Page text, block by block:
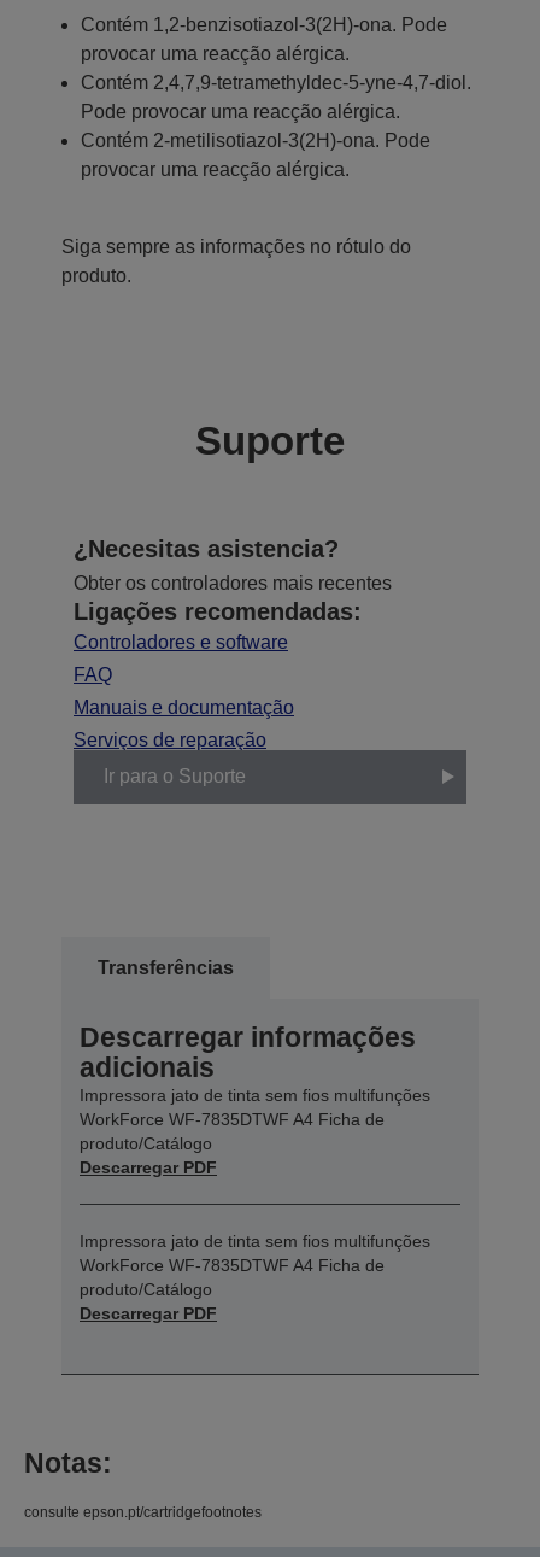
Contém 1,2-benzisotiazol-3(2H)-ona. Pode
provocar uma reacção alérgica.
Contém 2,4,7,9-tetramethyldec-5-yne-4,7-diol.
Pode provocar uma reacção alérgica.
Contém 2-metilisotiazol-3(2H)-ona. Pode
provocar uma reacção alérgica.
Siga sempre as informações no rótulo do
produto.
Suporte
¿Necesitas asistencia?
Obter os controladores mais recentes
Ligações recomendadas:
Controladores e software
FAQ
Manuais e documentação
Serviços de reparação
Ir para o Suporte
Transferências
Descarregar informações
adicionais
Impressora jato de tinta sem fios multifunções
WorkForce WF-7835DTWF A4 Ficha de
produto/Catálogo
Descarregar PDF
Impressora jato de tinta sem fios multifunções
WorkForce WF-7835DTWF A4 Ficha de
produto/Catálogo
Descarregar PDF
Notas:
consulte epson.pt/cartridgefootnotes